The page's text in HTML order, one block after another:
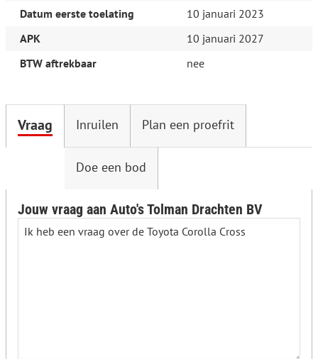
Datum eerste toelating
10 januari 2023
APK
10 januari 2027
BTW aftrekbaar
nee
Vraag Inruilen Plan een proefrit
Doe een bod
Jouw vraag aan Auto's Tolman Drachten BV